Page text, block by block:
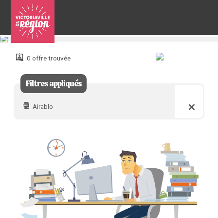
Pour
joindre 0 offre trouvée
Filtres appliqués
Airablo